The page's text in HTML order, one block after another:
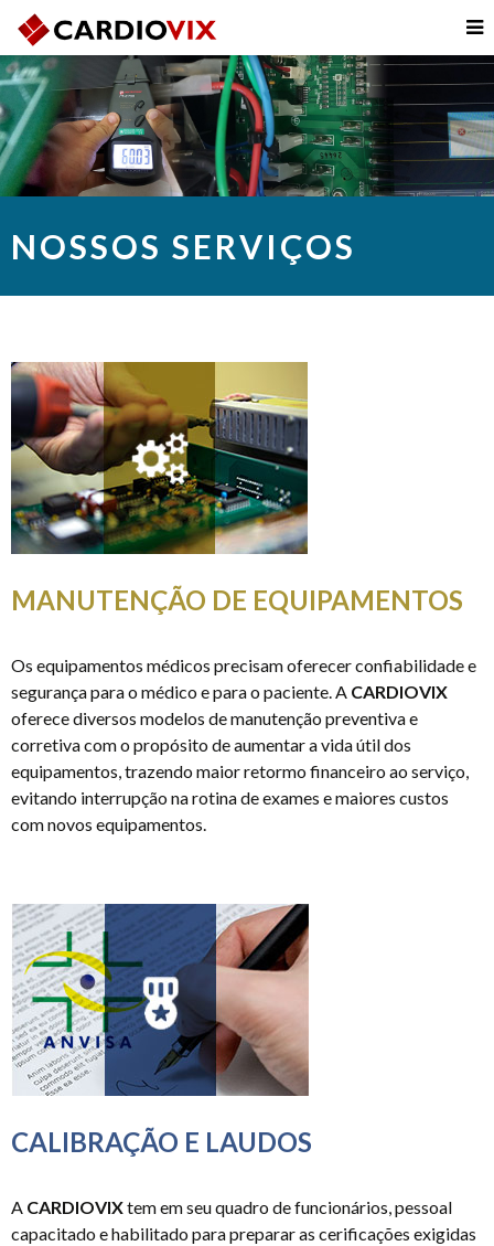
NOSSOS SERVIÇOS
MANUTENÇÃO DE EQUIPAMENTOS
Os equipamentos médicos precisam oferecer confiabilidade e
segurança para o médico e para o paciente. A CARDIOVIX
oferece diversos modelos de manutenção preventiva e
corretiva com o propósito de aumentar a vida útil dos
equipamentos, trazendo maior retormo financeiro ao serviço,
evitando interrupção na rotina de exames e maiores custos
com novos equipamentos.
CALIBRAÇÃO E LAUDOS
A CARDIOVIXtem em seu quadro de funcionários, pessoal
capacitado e habilitado para preparar as cerificações exigidas